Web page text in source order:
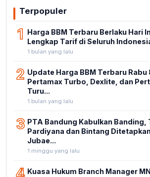
Terpopuler
1 Harga BBM Terbaru Berlaku Hari
Lengkap Tarif di Seluruh
1 bulan yang lalu
2 Update Harga BBM Terbaru Rabu
Pertamax Turbo, Dexlite, dan
Turu...
1 bulan yang lalu
3 PTA Bandung Kabulkan Banding,
Pardiyana dan Bintang
Jubae...
1 minggu yang lalu
4 Kuasa Hukum Branch Manager